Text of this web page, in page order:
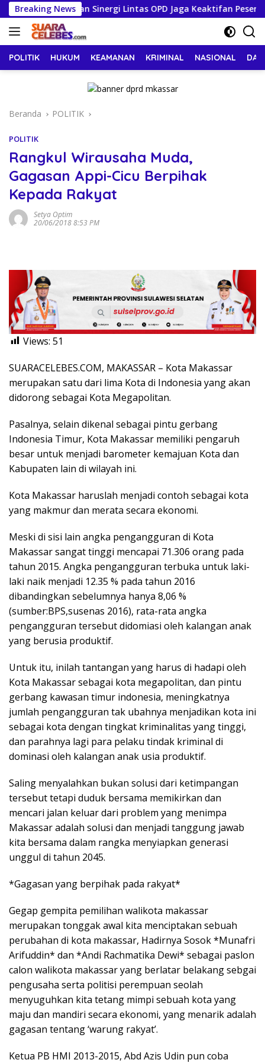
Langsung
ke
konten
Breaking News
Tekankan Sinergi Lintas OPD Jaga Keaktifan Peserta JKN
POLITIK HUKUM KEAMANAN KRIMINAL NASIONAL
Beranda POLITIK
POLITIK
Rangkul Wirausaha Muda,
Gagasan Appi-Cicu Berpihak
Kepada Rakyat
Setya Optim
20/06/2018 8:53 PM
Views: 51
SUARACELEBES.COM, MAKASSAR – Kota Makassar
merupakan satu dari lima Kota di Indonesia yang akan
didorong sebagai Kota Megapolitan.
Pasalnya, selain dikenal sebagai pintu gerbang
Indonesia Timur, Kota Makassar memiliki pengaruh
besar untuk menjadi barometer kemajuan Kota dan
Kabupaten lain di wilayah ini.
Kota Makassar haruslah menjadi contoh sebagai kota
yang makmur dan merata secara ekonomi.
Meski di sisi lain angka pengangguran di Kota
Makassar sangat tinggi mencapai 71.306 orang pada
tahun 2015. Angka pengangguran terbuka untuk laki-
laki naik menjadi 12.35 % pada tahun 2016
dibandingkan sebelumnya hanya 8,06 %
(sumber:BPS,susenas 2016), rata-rata angka
pengangguran tersebut didomiasi oleh kalangan anak
yang berusia produktif.
Untuk itu, inilah tantangan yang harus di hadapi oleh
Kota Makassar sebagai kota megapolitan, dan pintu
gerbang kawasan timur indonesia, meningkatnya
jumlah pengangguran tak ubahnya menjadikan kota ini
sebagai kota dengan tingkat kriminalitas yang tinggi,
dan parahnya lagi para pelaku tindak kriminal di
dominasi oleh kalangan anak usia produktif.
Saling menyalahkan bukan solusi dari ketimpangan
tersebut tetapi duduk bersama memikirkan dan
mencari jalan keluar dari problem yang menimpa
Makassar adalah solusi dan menjadi tanggung jawab
kita bersama dalam rangka menyiapkan generasi
unggul di tahun 2045.
*Gagasan yang berpihak pada rakyat*
Gegap gempita pemilihan walikota makassar
merupakan tonggak awal kita menciptakan sebuah
perubahan di kota makassar, Hadirnya Sosok *Munafri
Arifuddin* dan *Andi Rachmatika Dewi* sebagai paslon
calon walikota makassar yang berlatar belakang sebgai
pengusaha serta politisi perempuan seolah
menyuguhkan kita tetang mimpi sebuah kota yang
maju dan mandiri secara ekonomi, yang menarik adalah
gagasan tentang ‘warung rakyat’.
Ketua PB HMI 2013-2015, Abd Azis Udin pun coba